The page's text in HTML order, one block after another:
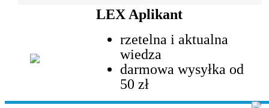
LEX Aplikant
rzetelna i aktualna
wiedza
darmowa wysyłka od
50 zł